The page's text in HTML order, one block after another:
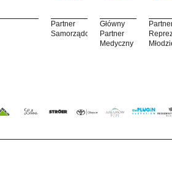
Partner
Samorządowy
Główny
Partner
Medyczny